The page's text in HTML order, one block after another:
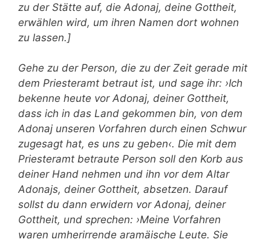
zu der Stätte auf, die Adonaj, deine Gottheit,
erwählen wird, um ihren Namen dort wohnen
zu lassen.]
Gehe zu der Person, die zu der Zeit gerade mit
dem Priesteramt betraut ist, und sage ihr: ›Ich
bekenne heute vor Adonaj, deiner Gottheit,
dass ich in das Land gekommen bin, von dem
Adonaj unseren Vorfahren durch einen Schwur
zugesagt hat, es uns zu geben‹. Die mit dem
Priesteramt betraute Person soll den Korb aus
deiner Hand nehmen und ihn vor dem Altar
Adonajs, deiner Gottheit, absetzen. Darauf
sollst du dann erwidern vor Adonaj, deiner
Gottheit, und sprechen: ›Meine Vorfahren
waren umherirrende aramäische Leute. Sie